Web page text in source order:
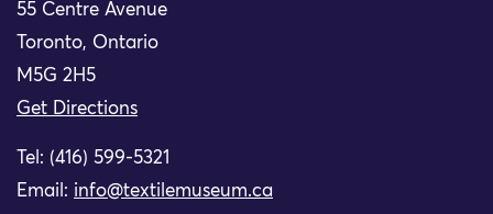
55 Centre Avenue
Toronto, Ontario
M5G 2H5
Get Directions
Tel: (416) 599-5321
Email: info@textilemuseum.ca